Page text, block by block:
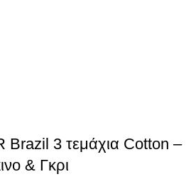
3 τεμάχια Cotton –
& Γκρι